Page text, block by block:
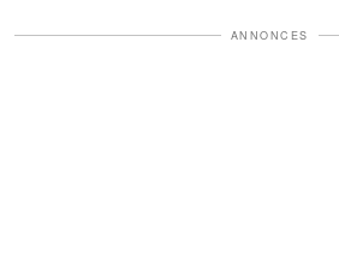
ANNONCES